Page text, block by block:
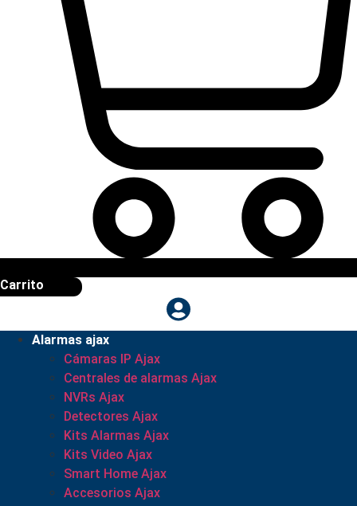
Carrito
Alarmas ajax
Cámaras IP Ajax
Centrales de alarmas Ajax
NVRs Ajax
Detectores Ajax
Kits Alarmas Ajax
Kits Video Ajax
Smart Home Ajax
Accesorios Ajax